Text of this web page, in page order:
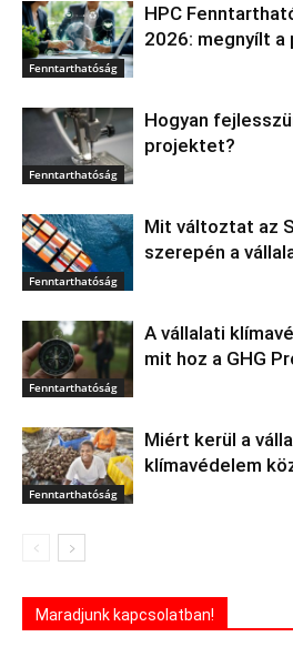
Fenntarthatóság
HPC
2026: megnyílt a
Fenntarthatóság
Hogyan
projektet?
Fenntarthatóság
Mit változtat az
szerepén a
Fenntarthatóság
A vállalati
mit hoz a GHG
Fenntarthatóság
Miért kerül a
klímavédelem
Maradjunk kapcsolatban!